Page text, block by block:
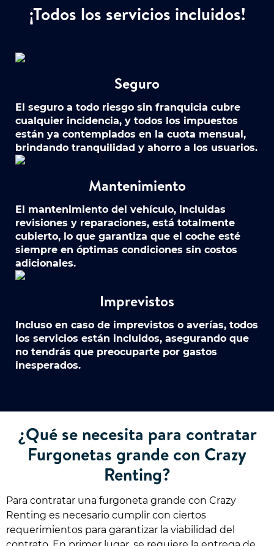
¡Todos los servicios incluidos!
Seguro
El seguro a todo riesgo sin franquicia cubre
cualquier incidencia, y todos los impuestos
están ya contemplados en la cuota mensual,
brindando tranquilidad y ahorro a los usuarios.
Mantenimiento
El mantenimiento del vehículo, incluidas
revisiones y reparaciones, está totalmente
cubierto, lo que garantiza que el coche esté
siempre en óptimas condiciones sin costos
adicionales.
Imprevistos
Incluso en caso de imprevistos o averías, todos
los servicios están incluidos, asegurando que
no tendrás que preocuparte por gastos
inesperados.
¿Qué se necesita para contratar
Furgonetas grande con Crazy
Renting?
Para contratar una furgoneta grande con Crazy
Renting es necesario cumplir con ciertos
requerimientos para garantizar la viabilidad del